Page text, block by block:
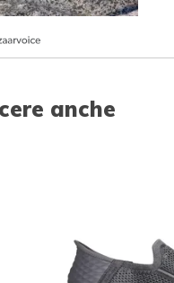
anche